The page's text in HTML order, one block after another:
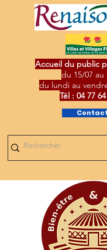
Contact
Accueil du public
du 15/07 au
du lundi au
Tél : 04 77